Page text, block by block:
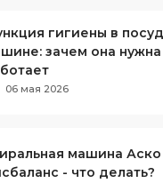
гигиены в
зачем она нужна
06 мая 2026
машина Аско
- что делать?